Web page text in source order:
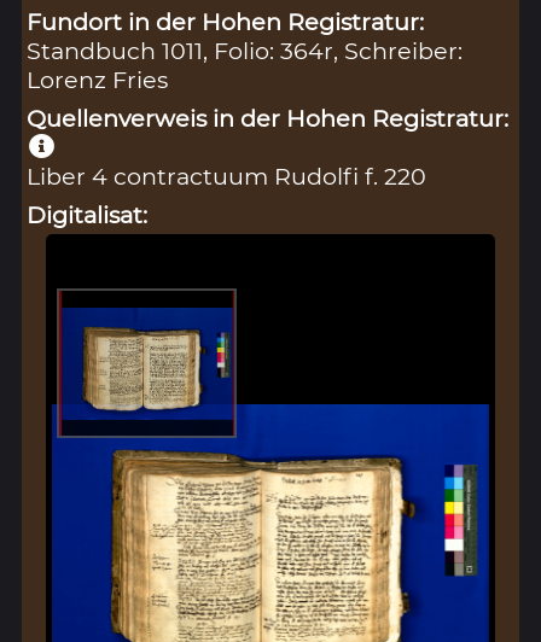
Fundort in der Hohen Registratur:
Standbuch 1011, Folio: 364r, Schreiber:
Lorenz Fries
Quellenverweis in der Hohen Registratur:
Liber 4 contractuum Rudolfi f. 220
Digitalisat: